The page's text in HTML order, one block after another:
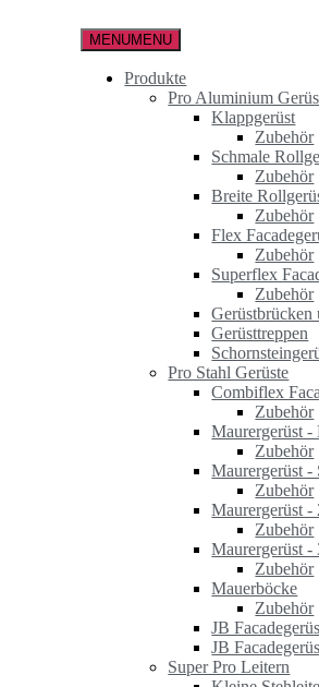
MENUMENU
Produkte
Pro Aluminium
Klappgerüst
Zubehör
Schmale
Zubehör
Breite
Zubehör
Flex
Zubehör
Superflex
Zubehör
Gerüstbrücken
Gerüsttreppen
Pro Stahl Gerüste
Combiflex
Zubehör
Maurergerüst -
Zubehör
Maurergerüst
Zubehör
Maurergerüst -
Zubehör
Maurergerüst -
Zubehör
Mauerböcke
Zubehör
JB
JB
Super Pro Leitern